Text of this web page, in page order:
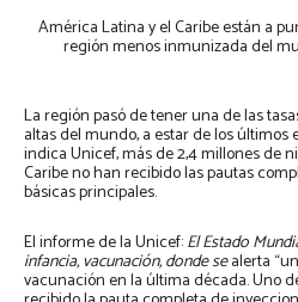
América Latina y el Caribe están a
región menos inmunizada del
La región pasó de tener una de las
altas del mundo, a estar de los últimos
indica Unicef, más de 2,4 millones de
Caribe no han recibido las pautas
básicas principales.
El informe de la Unicef:El Estado
infancia, vacunación, donde sealerta
vacunación en la última década. Uno